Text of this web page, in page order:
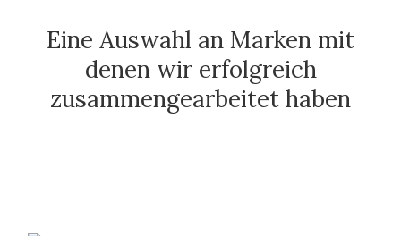
Eine Auswahl an Marken mit
denen wir erfolgreich
zusammengearbeitet haben